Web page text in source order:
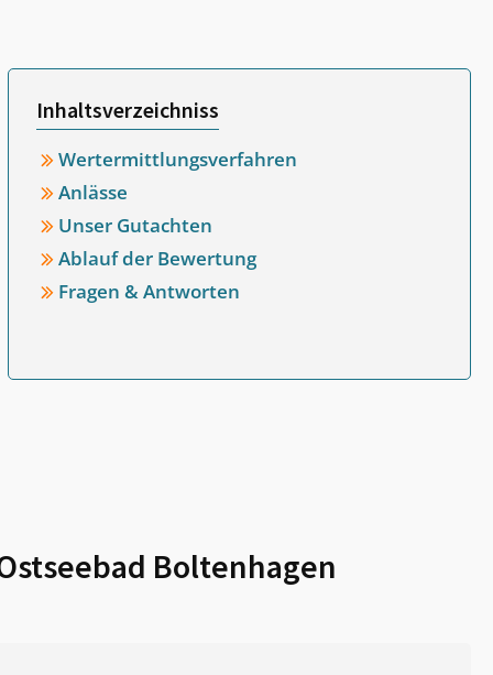
Inhaltsverzeichniss
Wertermittlungsverfahren
Anlässe
Unser Gutachten
Ablauf der Bewertung
Fragen & Antworten
Boltenhagen